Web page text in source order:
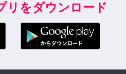
リをダウンロード